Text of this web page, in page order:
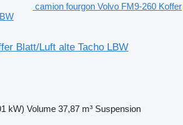
camion fourgon Volvo FM9-260 Koffer
Blatt/Luft alte Tacho LBW
kW) Volume 37,87 m³ Suspension